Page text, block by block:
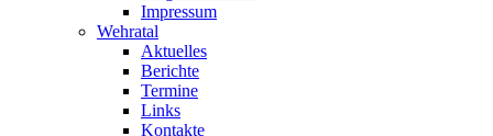
Impressum
Wehratal
Aktuelles
Berichte
Termine
Links
Kontakte